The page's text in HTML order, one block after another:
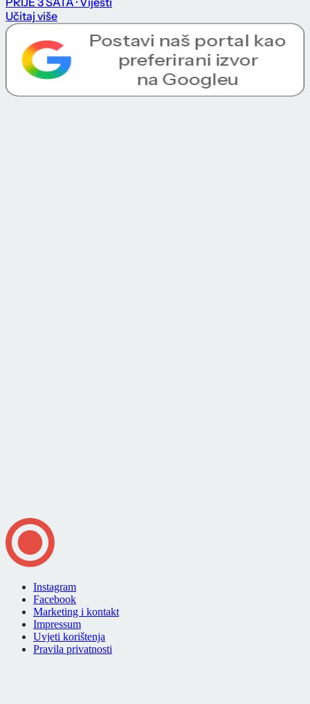
Učitaj više
Instagram
Facebook
Marketing i kontakt
Impressum
Uvjeti korištenja
Pravila privatnosti